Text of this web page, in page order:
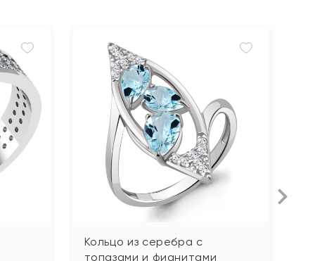
Кольцо из серебра с
топазами и фианитами